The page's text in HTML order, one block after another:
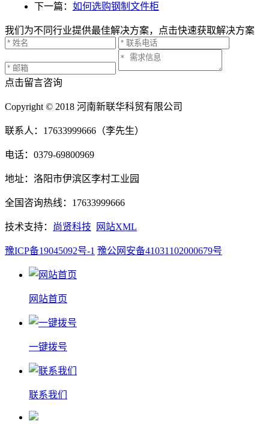
下一篇： 如何选购钢制文件柜
我们为不同行业提供最佳解决方案，点击快速获取解决方案
点击留言咨询
Copyright © 2018 河南新联华科贸有限公司
联系人：17633999666（李先生）
电话：0379-69800969
地址：洛阳市伊滨区李村工业园
全国咨询热线：17633999666
技术支持： 尚贤科技 网站XML
豫ICP备19045092号-1 豫公网安备41031102000679号
网站首页
一键拨号
联系我们